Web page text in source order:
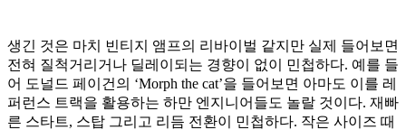
생긴 것은 마치 빈티지 앰프의 리바이벌 같지만 실제 들어보면
전혀 질척거리거나 딜레이되는 경향이 없이 민첩하다. 예를 들
어 도널드 페이건의 ‘Morph the cat’을 들어보면 아마도 이를 레
퍼런스 트랙을 활용하는 하만 엔지니어들도 놀랄 것이다. 재빠
른 스타트, 스탑 그리고 리듬 전환이 민첩하다. 작은 사이즈 때